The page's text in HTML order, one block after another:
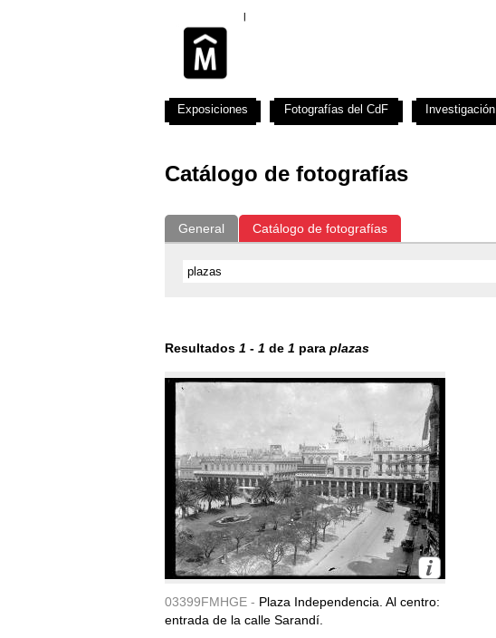
Catálogo de fotografías
General Catálogo de fotografías
Resultados 1 - 1 de 1 para plazas
03399FMHGE - Plaza Independencia. Al centro:
entrada de la calle Sarandí.
Exposiciones Fotografías del CdF Investigación